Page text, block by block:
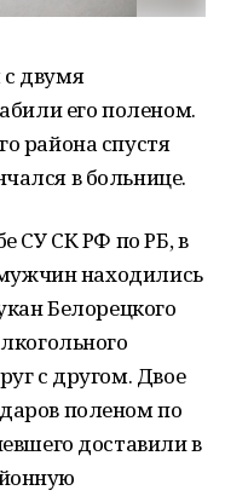
двумя
его поленом.
района спустя
в больнице.
СУ СК РФ по РБ, в
находились
Белорецкого
с другом. Двое
поленом по
доставили в